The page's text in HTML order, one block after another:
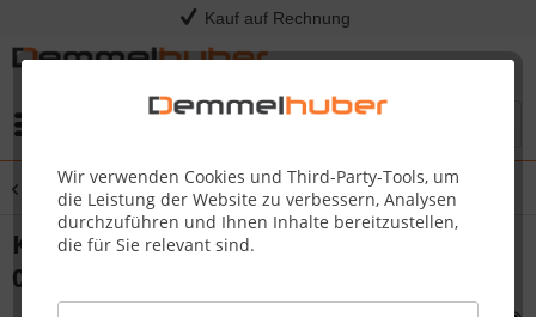
Kauf auf Rechnung
Wir verwenden Cookies und Third-Party-Tools, um
die Leistung der Website zu verbessern, Analysen
durchzuführen und Ihnen Inhalte bereitzustellen,
die für Sie relevant sind.
Übersicht Sonstige Ersatzteile
KIT DOORS DOUBLE BLK P450 #N370-
0539K